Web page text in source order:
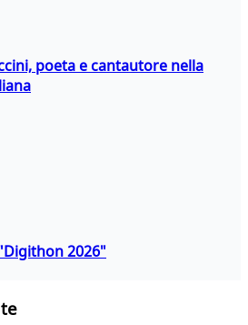
poeta e cantautore nella
2026"